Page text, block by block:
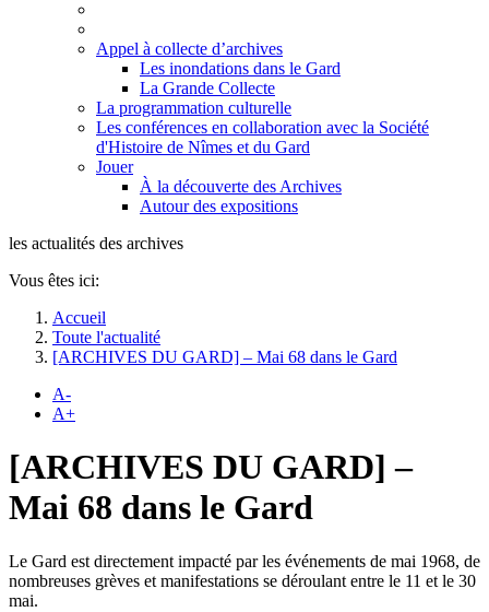
Appel à collecte d’archives
Les inondations dans le Gard
La Grande Collecte
La programmation culturelle
Les conférences en collaboration avec la Société
d'Histoire de Nîmes et du Gard
Jouer
À la découverte des Archives
Autour des expositions
les actualités des archives
Vous êtes ici:
Accueil
Toute l'actualité
[ARCHIVES DU GARD] – Mai 68 dans le Gard
A-
A+
[ARCHIVES DU GARD] –
Mai 68 dans le Gard
Le Gard est directement impacté par les événements de mai 1968, de
nombreuses grèves et manifestations se déroulant entre le 11 et le 30
mai.